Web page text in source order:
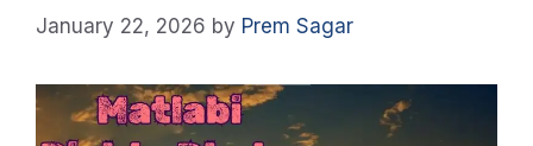
January 22, 2026 by Prem Sagar